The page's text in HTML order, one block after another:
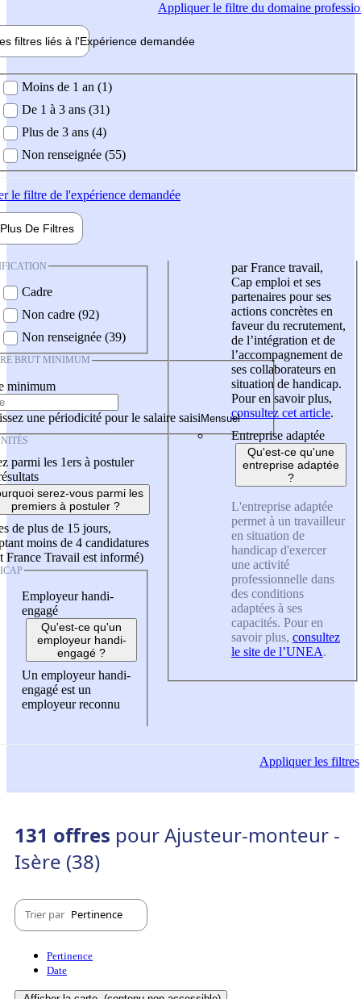
Appliquerle filtre du domaine
filtres liés à l'Expérience demandée
demandée
Moins de 1 an (1)
De 1 à 3 ans (31)
Plus de 3 ans (4)
Non renseignée (55)
le filtre de l'expérience demandée
Plus De Filtres
Cadre
Non cadre (92)
Non renseignée (39)
BRUT MINIMUM
minimum
une périodicité pour le salaire saisi
parmi les 1ers à postuler
serez-vous parmi les
premiers à postuler ?
de plus de 15 jours,
moins de 4 candidatures
France Travail est informé)
Employeur handi-
engagé
Qu'est-ce qu'un
employeur handi-
engagé ?
Un employeur handi-
engagé est un
employeur reconnu
par France travail,
Cap emploi et ses
partenaires pour ses
actions concrètes en
faveur du recrutement,
de l’intégration et de
l’accompagnement de
ses collaborateurs en
situation de handicap.
Pour en savoir plus,
consultez cet article.
Entreprise adaptée
Qu'est-ce qu'une
entreprise adaptée
?
L'entreprise adaptée
permet à un travailleur
en situation de
handicap d'exercer
une activité
professionnelle dans
des conditions
adaptées à ses
capacités. Pour en
savoir plus, consultez
le site de l’UNEA.
Appliquerles filtres
131 offres pour Ajusteur-monteur -
Isère (38)
Trier par Pertinence
Pertinence
Date